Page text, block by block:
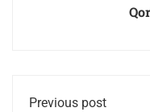
Previous post